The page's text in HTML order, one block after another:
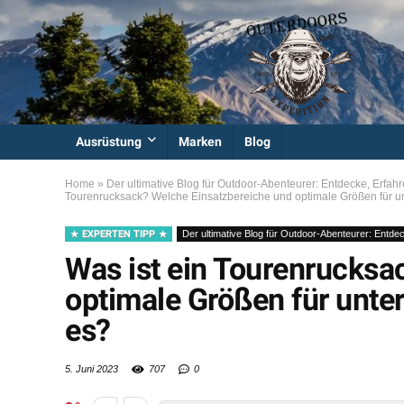
Ausrüstung Marken Blog
Home » Der ultimative Blog für Outdoor-Abenteurer: Entdecke,
Tourenrucksack? Welche Einsatzbereiche und optimale Größen für
EXPERTEN TIPP Der ultimative Blog für Outdoor-Abenteurer:
Was ist ein
optimale Größen für
es?
5. Juni 2023 707 0